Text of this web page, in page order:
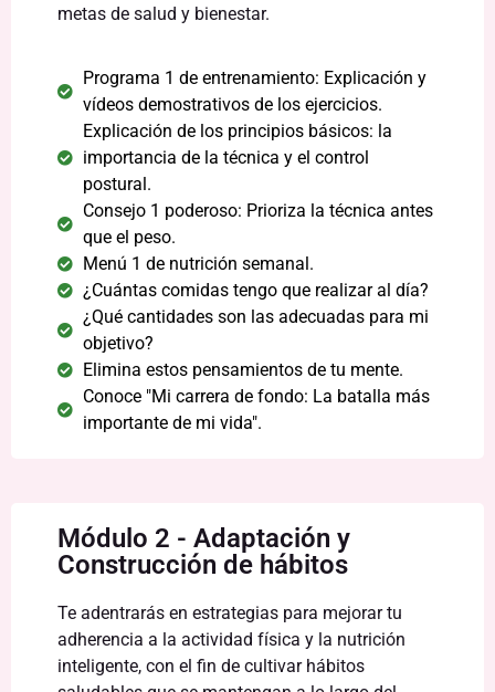
metas de salud y bienestar.
Programa 1 de entrenamiento: Explicación y
vídeos demostrativos de los ejercicios.
Explicación de los principios básicos: la
importancia de la técnica y el control
postural.
Consejo 1 poderoso: Prioriza la técnica antes
que el peso.
Menú 1 de nutrición semanal.
¿Cuántas comidas tengo que realizar al día?
¿Qué cantidades son las adecuadas para mi
objetivo?
Elimina estos pensamientos de tu mente.
Conoce "Mi carrera de fondo: La batalla más
importante de mi vida".
Módulo 2 - Adaptación y
Construcción de hábitos
Te adentrarás en estrategias para mejorar tu
adherencia a la actividad física y la nutrición
inteligente, con el fin de cultivar hábitos